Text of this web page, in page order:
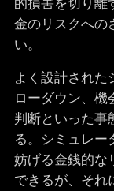
的損害を切り離
金のリスクへの
い。
よく設計された
ローダウン、
判断といった事
る。シミュレー
妨げる金銭的な
できるが、それ